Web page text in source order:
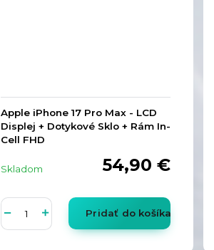
Apple iPhone 17 Pro Max - LCD
Displej + Dotykové Sklo + Rám In-
Cell FHD
54,90 €
Skladom
Pridať do košíka